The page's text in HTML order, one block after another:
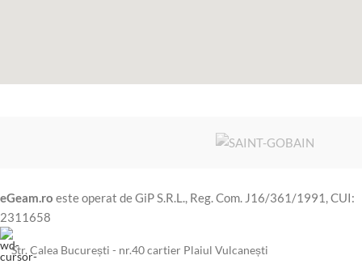
eGeam.ro este operat de GiP S.R.L., Reg. Com. J16/361/1991, CUI:
2311658
Str. Calea București - nr.40 cartier Plaiul Vulcanești